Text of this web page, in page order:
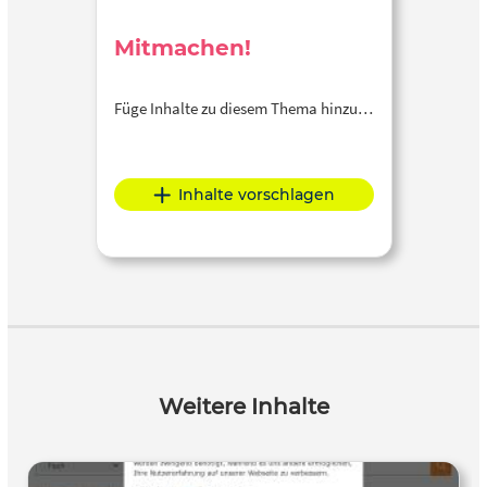
Mitmachen!
Füge Inhalte zu diesem Thema hinzu…
Inhalte vorschlagen
Weitere Inhalte